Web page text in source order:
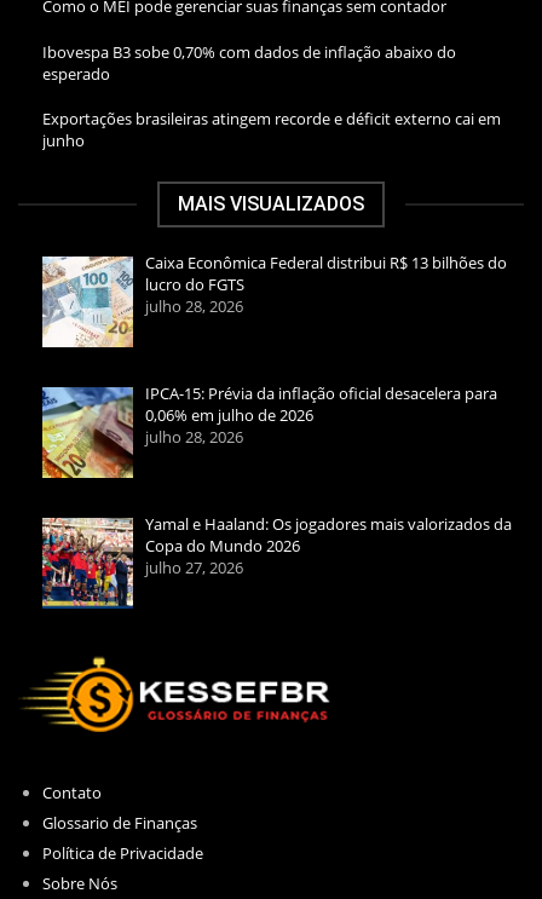
Como o MEI pode gerenciar suas finanças sem contador
Ibovespa B3 sobe 0,70% com dados de inflação abaixo do
esperado
Exportações brasileiras atingem recorde e déficit externo cai em
junho
MAIS VISUALIZADOS
Caixa Econômica Federal distribui R$ 13 bilhões do
lucro do FGTS
julho 28, 2026
IPCA-15: Prévia da inflação oficial desacelera para
0,06% em julho de 2026
julho 28, 2026
Yamal e Haaland: Os jogadores mais valorizados da
Copa do Mundo 2026
julho 27, 2026
Contato
Glossario de Finanças
Política de Privacidade
Sobre Nós